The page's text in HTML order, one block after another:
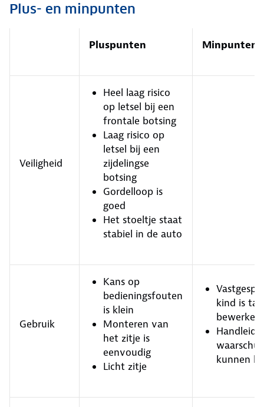
Plus- en minpunten
Pluspunten Minpunten
Veiligheid
Heel laag risico
op letsel bij een
frontale botsing
Laag risico op
letsel bij een
zijdelingse
botsing
Gordelloop is
goed
Het stoeltje staat
stabiel in de auto
Gebruik
Kans op
bedieningsfouten
is klein
Monteren van
het zitje is
eenvoudig
Licht zitje
kind is
kunnen